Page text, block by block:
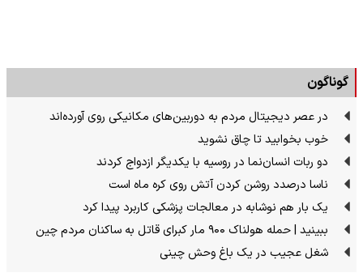
گوناگون
در عصر دیجیتال مردم به دوربین‌های مکانیکی روی آورده‌اند
خوب بخوابید تا چاق نشوید
دو ربات انسان‌نما در روسیه با یکدیگر ازدواج کردند
ناسا درصدد روشن کردن آتش روی کره ماه است
یک بار هم نوشابه در معالجات پزشکی کاربرد پیدا کرد
ببینید | حمله هولناک ۹۰۰ مار کبرای قاتل به ساکنان مردم چین
شغل عجیب در یک باغ وحش چینی